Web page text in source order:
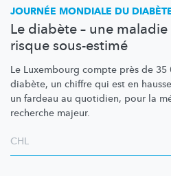
JOURNÉE MONDIALE DU
Le diabète – une
risque sous-estimé
Le Luxembourg compte près de
diabète, un chiffre qui est en
un fardeau au quotidien, pour la
recherche majeur.
CHL